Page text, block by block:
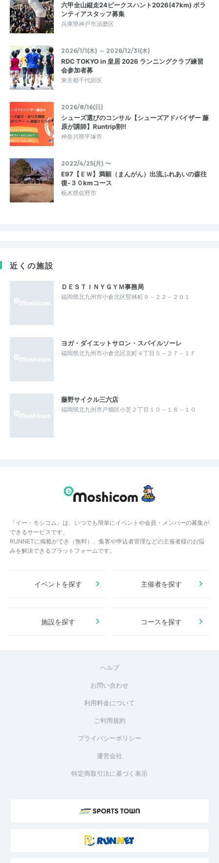
六甲全山縦走24ピークスハント2026(47km) ボラ
ンティアスタッフ募集
兵庫県神戸市須磨区
2026/1/1(木) ～ 2026/12/31(木)
RDC TOKYO in 皇居 2026 ランニングクラブ練習
会参加者募
東京都千代田区
2026/8/16(日)
シューズ選びのコンサル【シューズアドバイザー 藤
原が講師】Runtrip割!!
神奈川県平塚市
2022/4/25(月) 〜
E97【ＥＷ】満願（まんがん）出流ふれあいの森往
復-３０kmコース
栃木県佐野市
近くの施設
ＤＥＳＴＩＮＹＧＹＭ事務局
福岡県北九州市小倉北区竪林町９－２２－２０１
ヨガ・ダイエットサロン・スパイルソーレ
福岡県北九州市小倉北区京町４丁目５－２７－１Ｆ
藤野サイクル三六店
福岡県北九州市戸畑区小芝２丁目１０－１８－１０
「イー・モシコム」は、いつでも簡単にイベントや会員・メンバーの募集が
できるサービスです。
RUNNETに掲載ができ（無料）、集客や申込者管理などの主催者様のお悩
みを解決できるプラットフォームです。
イベントを探す 主催者を探す
施設を探す コースを探す
ヘルプ
お問い合わせ
利用料金について
ご利用規約
プライバシーポリシー
運営会社
特定商取引法に基づく表示